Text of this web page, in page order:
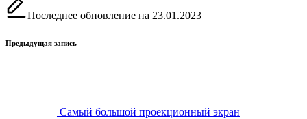
Последнее обновление на 23.01.2023
Навигация
Предыдущая запись
Самый большой проекционный экран